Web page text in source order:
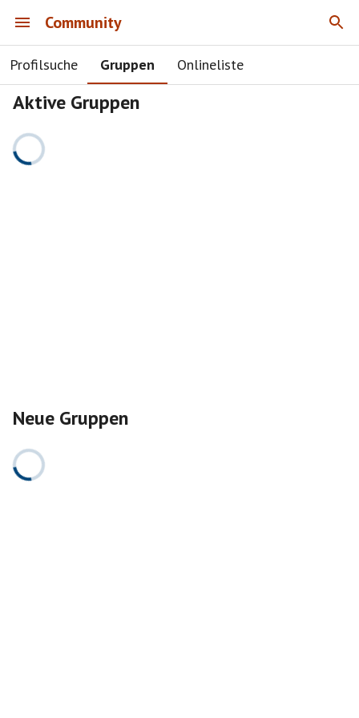
Community
Profilsuche Gruppen Onlineliste
Aktive Gruppen
Neue Gruppen